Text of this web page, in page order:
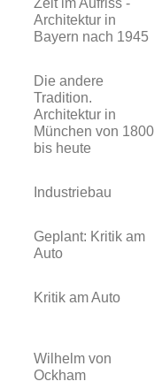
Architektur in
Bayern nach 1945
Die andere
Tradition.
Architektur in
München von 1800
bis heute
Industriebau
Geplant: Kritik am
Auto
Kritik am Auto
Wilhelm von
Ockham